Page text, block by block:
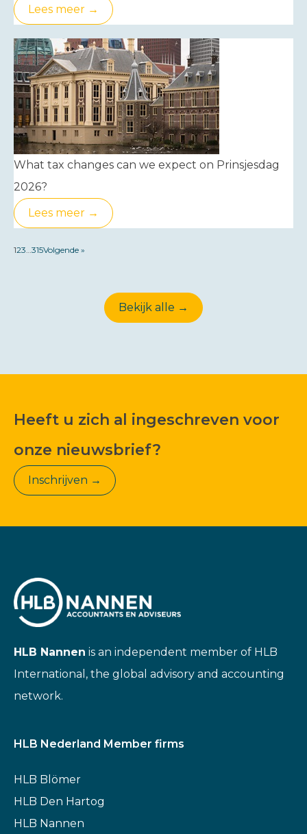
Lees meer →
What tax changes can we expect on Prinsjesdag
2026?
Lees meer →
123 315Volgende »
Bekijk alle →
Heeft u zich al ingeschreven voor
onze nieuwsbrief?
Inschrijven →
HLB Nannen is an independent member of HLB
International, the global advisory and accounting
network.
HLB Nederland Member firms
HLB Blömer
HLB Den Hartog
HLB Nannen